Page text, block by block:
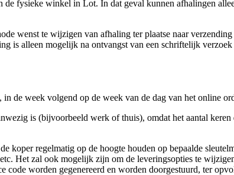
fysieke winkel in Lot. In dat geval kunnen afhalingen
wenst te wijzigen van afhaling ter plaatse naar
is alleen mogelijk na ontvangst van een schriftelijk
de week volgend op de week van de dag van het online
is (bijvoorbeeld werk of thuis), omdat het aantal
koper regelmatig op de hoogte houden op bepaalde
Het zal ook mogelijk zijn om de leveringsopties te
code worden gegenereerd en worden doorgestuurd, ter